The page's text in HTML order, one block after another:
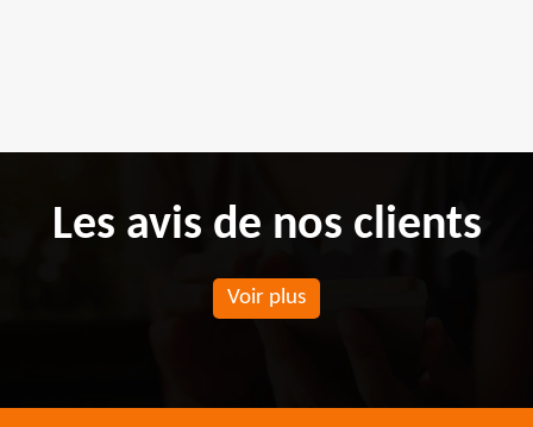
Les avis de nos clients
Voir plus